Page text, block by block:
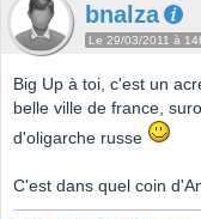
bnalza
Le 29/03/2011 à
Big Up à toi, c'est un
belle ville de france,
d'oligarche russe
C'est dans quel coin